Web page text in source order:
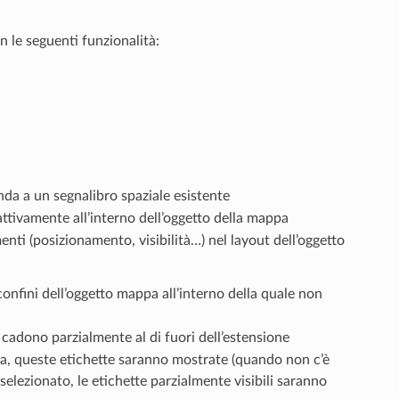
le seguenti funzionalità:
a un segnalibro spaziale esistente
all’interno dell’oggetto della mappa
(posizionamento, visibilità…) nel layout dell’oggetto
dell’oggetto mappa all’interno della quale non
parzialmente al di fuori dell’estensione
queste etichette saranno mostrate (quando non c’è
le etichette parzialmente visibili saranno